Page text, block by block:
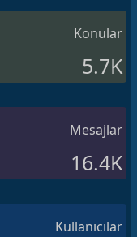
Konular
5.7K
Mesajlar
16.4K
Kullanıcılar